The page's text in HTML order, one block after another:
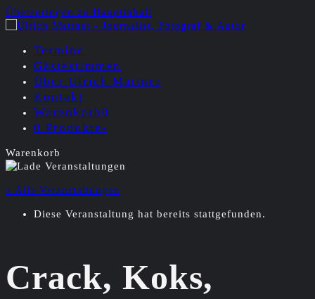
Überspringen zu Hauptinhalt
Termine
Gästestimmen
Über Ulrich Mattner
Kontakt
Warenkorb0
0 Produkte-
Warenkorb
« Alle Veranstaltungen
Diese Veranstaltung hat bereits stattgefunden.
Crack, Koks,